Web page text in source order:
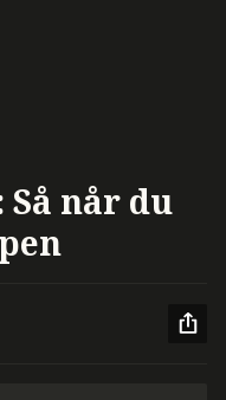
når du